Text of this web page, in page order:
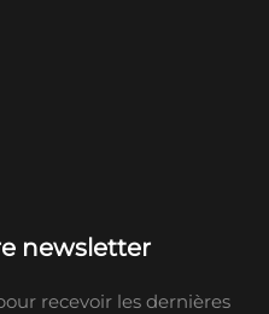
newsletter
recevoir les dernières